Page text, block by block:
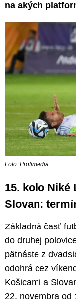
na akých
Foto: Profimedia
15. kolo Niké
Slovan:
Základná časť
do druhej
pätnáste z
odohrá cez
Košicami a
22. novembra od